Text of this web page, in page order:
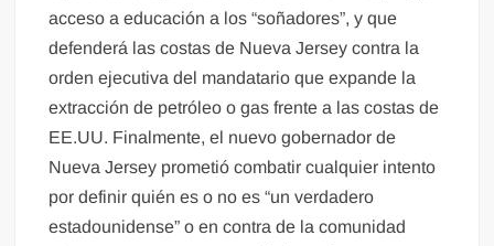
acceso a educación a los “soñadores”, y que
defenderá las costas de Nueva Jersey contra la
orden ejecutiva del mandatario que expande la
extracción de petróleo o gas frente a las costas de
EE.UU. Finalmente, el nuevo gobernador de
Nueva Jersey prometió combatir cualquier intento
por definir quién es o no es “un verdadero
estadounidense” o en contra de la comunidad